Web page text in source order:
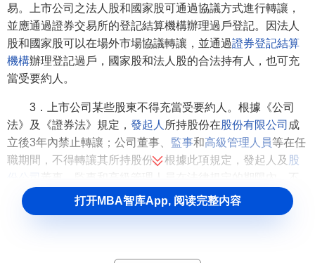
易。上市公司之法人股和國家股可通過協議方式進行轉讓，
並應通過證券交易所的登記結算機構辦理過戶登記。因法人
股和國家股可以在場外市場協議轉讓，並通過證券登記結算
機構辦理登記過戶，國家股和法人股的合法持有人，也可充
當受要約人。
3．上市公司某些股東不得充當受要約人。根據《公司
法》及《證券法》規定， 發起人 所持股份在 股份有限公司 成
立後3年內禁止轉讓；公司董事、 監事和高級管理人員等在任
職期間，不得轉讓其所持股份。根據此項規定，發起人及 股
得成為受要約人。打开MBA智库App, 阅读完整内容